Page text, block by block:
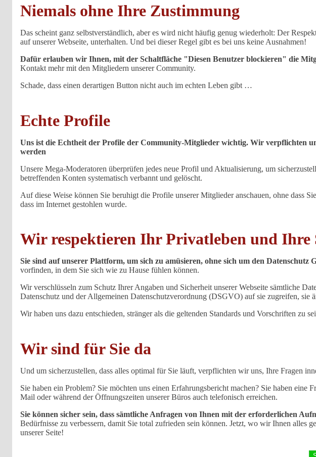
Niemals ohne Ihre Zustimmung
Das scheint ganz selbstverständlich, aber es wird nicht häufig genug wiederholt: Der
auf unserer Webseite, unterhalten. Und bei dieser Regel gibt es bei uns keine Ausnahmen!
Dafür erlauben wir Ihnen, mit der Schaltfläche "Diesen Benutzer blockieren" die
Kontakt mehr mit den Mitgliedern unserer Community.
Schade, dass einen derartigen Button nicht auch im echten Leben gibt …
Echte Profile
Uns ist die Echtheit der Profile der Community-Mitglieder wichtig. Wir verpflichten
werden
Unsere Mega-Moderatoren überprüfen jedes neue Profil und Aktualisierung, um
betreffenden Konten systematisch verbannt und gelöscht.
Auf diese Weise können Sie beruhigt die Profile unserer Mitglieder anschauen, ohne dass
dass im Internet gestohlen wurde.
Wir respektieren Ihr Privatleben und Ihre
Sie sind auf unserer Plattform, um sich zu amüsieren, ohne sich um den Datenschutz
vorfinden, in dem Sie sich wie zu Hause fühlen können.
Wir verschlüsseln zum Schutz Ihrer Angaben und Sicherheit unserer Webseite sämtliche
Datenschutz und der Allgemeinen Datenschutzverordnung (DSGVO) auf sie zugreifen, sie
Wir haben uns dazu entschieden, stränger als die geltenden Standards und Vorschriften zu
Wir sind für Sie da
Und um sicherzustellen, dass alles optimal für Sie läuft, verpflichten wir uns, Ihre Fragen
Sie haben ein Problem? Sie möchten uns einen Erfahrungsbericht machen? Sie haben
Mail oder während der Öffnungszeiten unserer Büros auch telefonisch erreichen.
Sie können sicher sein, dass sämtliche Anfragen von Ihnen mit der erforderlichen
Bedürfnisse zu verbessern, damit Sie total zufrieden sein können. Jetzt, wo wir Ihnen alles
unserer Seite!